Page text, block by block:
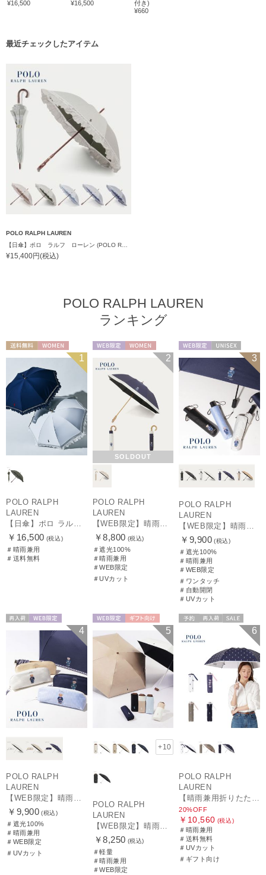
¥16,500 ¥16,500
付き)
¥660
最近チェックしたアイテム
POLO RALPH LAUREN
¥15,400円(税込)
POLO RALPH LAUREN
ランキング
1
POLO RALPH
LAUREN
￥16,500 (税込)
＃晴雨兼用
＃送料無料
2
SOLDOUT
POLO RALPH
LAUREN
￥8,800 (税込)
＃遮光100%
＃晴雨兼用
＃WEB限定
＃UVカット
3
POLO RALPH
LAUREN
￥9,900 (税込)
＃遮光100%
＃晴雨兼用
＃WEB限定
＃ワンタッチ
＃自動開閉
＃UVカット
4
POLO RALPH
LAUREN
【WEB限定】晴雨兼用折りたたみ日傘 ポロ ラルフ ローレン（POLO RALPH LAUREN）ワンポイントベア 遮光100 UV100
￥9,900 (税込)
＃遮光100%
＃晴雨兼用
＃WEB限定
＃UVカット
ギフト向け
UNISEX
5
+10
POLO RALPH
LAUREN
【WEB限定】晴雨兼用折りたたみ日傘 ポロ ラルフ ローレン ポロポニー刺繍 POLO BEAR 雨の日OK 遮光100% 遮熱 簡単開閉 UV100% 晴雨兼用
￥8,250 (税込)
＃軽量
＃晴雨兼用
＃WEB限定
セール
送料無料
WOMEN
6
POLO RALPH
LAUREN
【晴雨兼用折りたたみ日傘】ポロ ラルフ ローレン (POLO RALPH LAUREN) カラーベア 遮光 遮熱 UV 晴雨兼用
20%OFF
￥10,560 (税込)
＃晴雨兼用
＃送料無料
＃UVカット
＃ギフト向け